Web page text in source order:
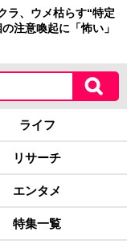
ラ、ウメ枯らす“特定
注意喚起に「怖い」
ライフ
リサーチ
エンタメ
特集一覧